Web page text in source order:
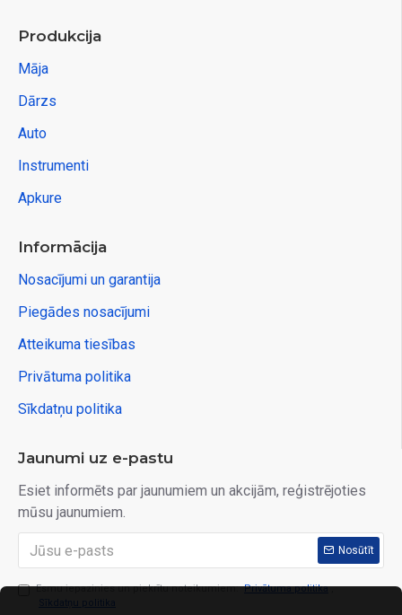
Produkcija
Māja
Dārzs
Auto
Instrumenti
Apkure
Informācija
Nosacījumi un garantija
Piegādes nosacījumi
Atteikuma tiesības
Privātuma politika
Sīkdatņu politika
Jaunumi uz e-pastu
Esiet informēts par jaunumiem un akcijām, reģistrējoties
mūsu jaunumiem.
Nosūtīt
Esmu iepazinies un piekrītu noteikumiem: Privātuma politika ,
Sīkdatņu politika